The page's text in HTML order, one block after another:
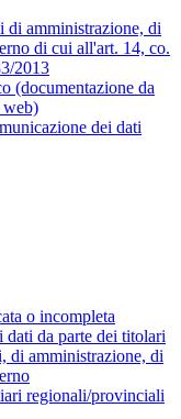
amministrazione, di
di cui all'art. 14, co.
2013
(documentazione da
web)
dei dati
o incompleta
dati da parte dei titolari
di amministrazione, di
regionali/provinciali